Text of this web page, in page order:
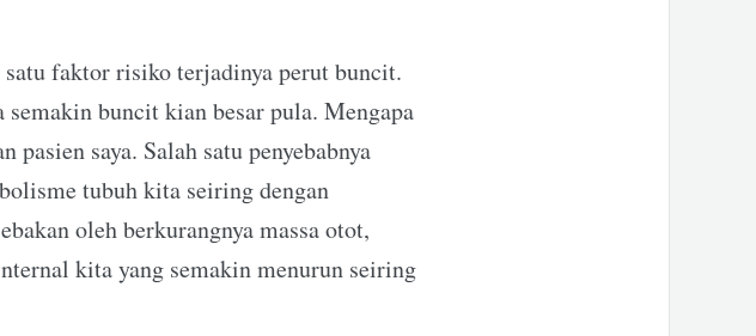
faktor risiko terjadinya perut buncit.
buncit kian besar pula. Mengapa
saya. Salah satu penyebabnya
tubuh kita seiring dengan
oleh berkurangnya massa otot,
kita yang semakin menurun seiring